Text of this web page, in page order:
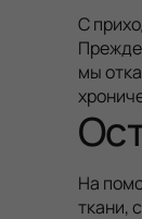
С
Прежде
мы
На
ткани,